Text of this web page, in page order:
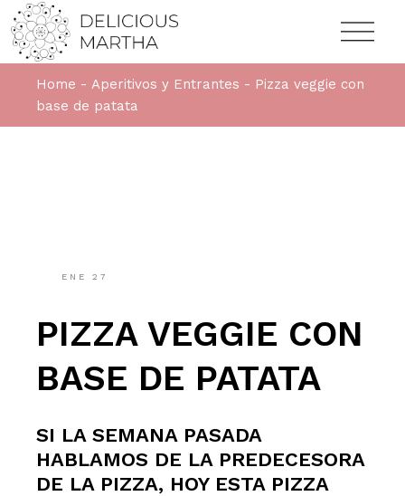
Home Aperitivos y Entrantes
Pizza veggie con
base de patata
ENE 27
PIZZA VEGGIE CON
BASE DE PATATA
SI LA SEMANA PASADA
HABLAMOS DE LA PREDECESORA
DE LA PIZZA, HOY ESTA PIZZA